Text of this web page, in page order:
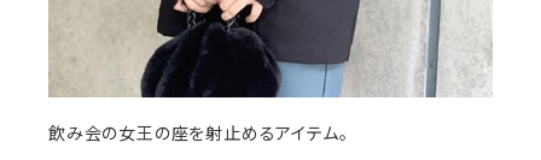
飲み会の女王の座を射止めるアイテム。